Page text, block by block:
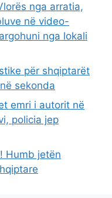
nga arratia,
në video-
nga lokali
për shqiptarët
sekonda
emri i autorit në
policia jep
Humb jetën